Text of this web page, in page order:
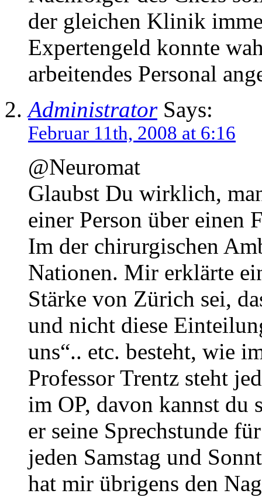
der gleichen Klinik
Expertengeld konnte
arbeitendes Personal
AdministratorSays:
Februar 11th, 2008 at 6:16
@Neuromat
Glaubst Du wirklich,
einer Person über einen
Im der chirurgischen
Nationen. Mir erklärte
Stärke von Zürich sei,
und nicht diese
uns“.. etc. besteht, wie
Professor Trentz steht
im OP, davon kannst du
er seine Sprechstunde
jeden Samstag und
hat mir übrigens den